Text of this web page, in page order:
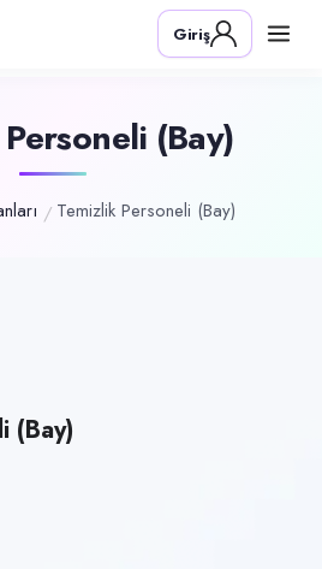
Giriş
(Bay)
Temizlik Personeli (Bay)
(Bay)